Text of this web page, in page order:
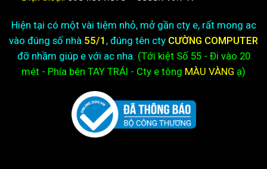
Hiện tại có một vài tiệm nhỏ, mở gần cty e, rất mong ac
vào đúng số nhà 55/1 , đúng tên cty CƯỜNG COMPUTER
đỡ nhầm giúp e với ac nha. (Tới kiệtSố 55 - Đi vào 20
mét - Phía bên TAY TRÁI - Cty e tông MÀU VÀNG ạ)